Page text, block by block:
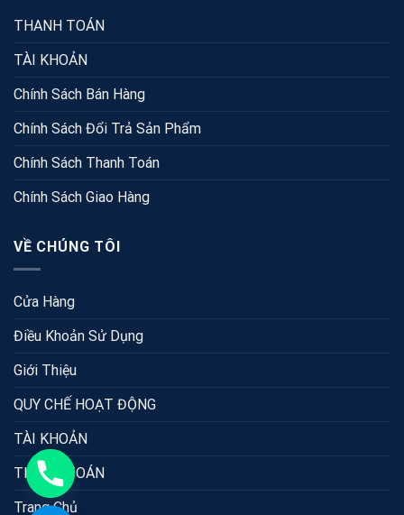
THANH TOÁN
TÀI KHOẢN
Chính Sách Bán Hàng
Chính Sách Đổi Trả Sản Phẩm
Chính Sách Thanh Toán
Chính Sách Giao Hàng
VỀ CHÚNG TÔI
Cửa Hàng
Điều Khoản Sử Dụng
Giới Thiệu
QUY CHẾ HOẠT ĐỘNG
TÀI KHOẢN
THANH TOÁN
Trang Chủ